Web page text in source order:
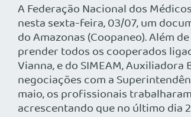
A Federação Nacional dos
nesta sexta-feira, 03/07, um
do Amazonas (Coopaneo). Além
prender todos os cooperados
Vianna, e do SIMEAM,
negociações com a
maio, os profissionais
acrescentando que no último dia